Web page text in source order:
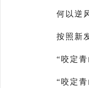
何以逆
按照新
“咬定
“咬定